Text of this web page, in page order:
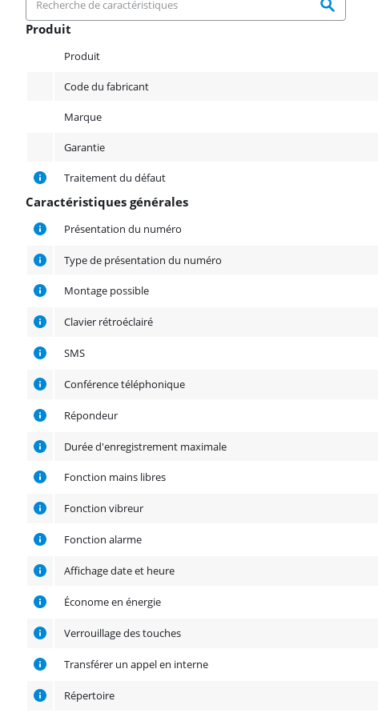
Produit
Produit
Code du fabricant
Marque
Garantie
Traitement du défaut
Caractéristiques générales
Caractéristiques générales
Présentation du numéro
Type de présentation du numéro
Montage possible
Clavier rétroéclairé
SMS
Conférence téléphonique
Répondeur
Durée d'enregistrement maximale
Fonction mains libres
Fonction vibreur
Fonction alarme
Affichage date et heure
Économe en énergie
Verrouillage des touches
Transférer un appel en interne
Répertoire